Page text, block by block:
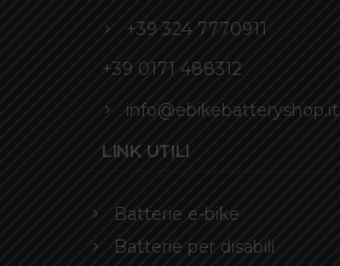
+39 324 7770911
+39 0171 488312
info@ebikebatteryshop.it
LINK UTILI
Batterie e-bike
Batterie per disabili